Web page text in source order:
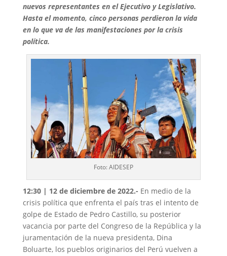
nuevos representantes en el Ejecutivo y Legislativo.
Hasta el momento, cinco personas perdieron la vida
en lo que va de las manifestaciones por la crisis
política.
Foto: AIDESEP
12:30 | 12 de diciembre de 2022.- En medio de la
crisis política que enfrenta el país tras el intento de
golpe de Estado de Pedro Castillo, su posterior
vacancia por parte del Congreso de la República y la
juramentación de la nueva presidenta, Dina
Boluarte, los pueblos originarios del Perú vuelven a